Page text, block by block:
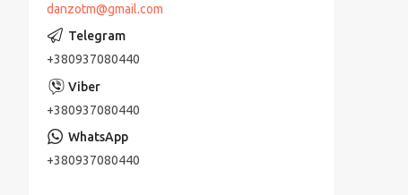
danzotm@gmail.com
+380937080440
+380937080440
+380937080440